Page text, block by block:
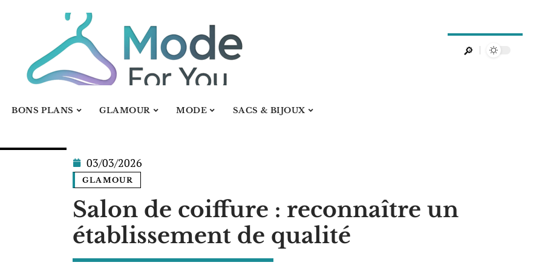
BONS PLANS GLAMOUR MODE SACS & BIJOUX
03/03/2026
GLAMOUR
Salon de coiffure : reconnaître un
établissement de qualité